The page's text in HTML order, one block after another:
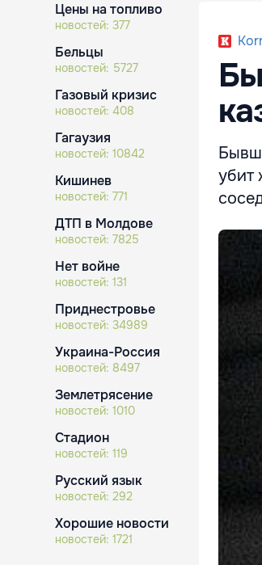
Цены на топливо
новостей: 377
Бельцы
новостей: 5727
Газовый кризис
новостей: 408
Гагаузия
новостей: 10842
Кишинев
новостей: 771
ДТП в Молдове
новостей: 7825
Нет войне
новостей: 131
Приднестровье
новостей: 34989
Украина-Россия
новостей: 8497
Землетрясение
новостей: 1010
Стадион
новостей: 119
Русский язык
новостей: 292
Хорошие новости
новостей: 1721
убит